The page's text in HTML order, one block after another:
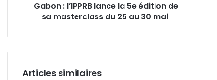
masterclass
au
Gabon : l’IPPRB lance la 5e édition de
sa masterclass du 25 au 30 mai
Articles similaires